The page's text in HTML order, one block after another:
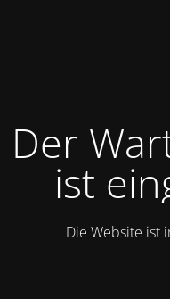
Der
ist
Die Website ist